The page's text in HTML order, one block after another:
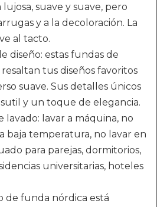
suave y suave, pero
y a la decoloración. La
al tacto.
diseño: estas fundas de
tus diseños favoritos
suave. Sus detalles únicos
y un toque de elegancia.
lavado: lavar a máquina, no
baja temperatura, no lavar en
para parejas, dormitorios,
universitarias, hoteles
de funda nórdica está